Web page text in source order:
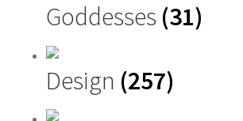
Goddesses (31)
Design (257)